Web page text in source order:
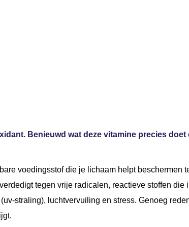
Benieuwd wat deze vitamine precies doet
voedingsstof die je lichaam helpt beschermen
tegen vrije radicalen, reactieve stoffen die
straling), luchtvervuiling en stress. Genoeg